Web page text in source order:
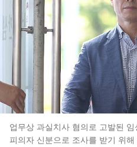
업무상 과실치사 혐의로 고발된
피의자 신분으로 조사를 받기 위